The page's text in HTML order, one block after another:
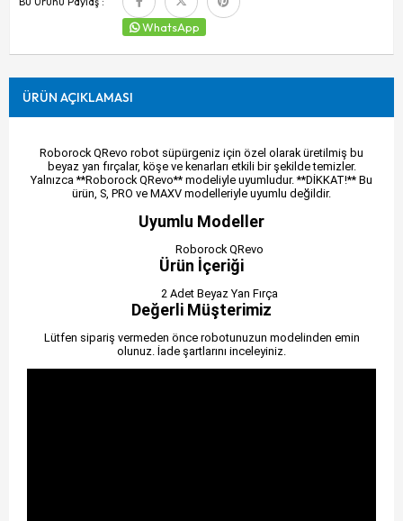
WhatsApp
ÜRÜN AÇIKLAMASI
Roborock QRevo robot süpürgeniz için özel olarak üretilmiş bu
beyaz yan fırçalar, köşe ve kenarları etkili bir şekilde temizler.
Yalnızca **Roborock QRevo** modeliyle uyumludur. **DİKKAT!** Bu
ürün, S, PRO ve MAXV modelleriyle uyumlu değildir.
Uyumlu Modeller
Roborock QRevo
Ürün İçeriği
2 Adet Beyaz Yan Fırça
Değerli Müşterimiz
Lütfen sipariş vermeden önce robotunuzun modelinden emin
olunuz. İade şartlarını inceleyiniz.